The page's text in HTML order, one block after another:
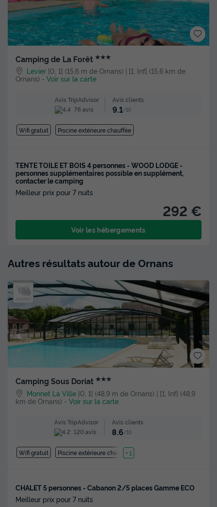
Camping de La Forêt ★★★
Levier ]0, 1[ (15,6 m de Ornans) | [1, Inf[ (15,6 km de
Ornans) - Voir sur la carte
Avis TripAdvisor
76 avis
Avis clients
9.1/10
Wifi gratuit Piscine extérieure chauffée
TENTE TOILE ET BOIS 4 personnes - WOOD LODGE -
personnes supplémentaires possible en supplément,
contacter le camping
Meilleur prix pour 7 nuits
292 €
Voir les hébergements
Autres résultats autour de Ornans
Camping Sous Doriat ★★★
Monnet La Ville ]0, 1[ (48,9 m de Ornans) | [1, Inf[ (48,9
km de Ornans) - Voir sur la carte
Avis TripAdvisor
120 avis
Avis clients
8.6/10
Wifi gratuit Piscine extérieure chauffée
+ 1
CHALET 5 personnes - Cabanon 2/5 places Gamme ECO
Meilleur prix pour 7 nuits